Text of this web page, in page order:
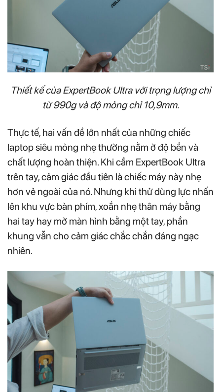
Thiết kế của ExpertBook Ultra với trọng lượng chỉ
từ 990g và độ mỏng chỉ 10,9mm.
Thực tế, hai vấn đề lớn nhất của những chiếc
laptop siêu mỏng nhẹ thường nằm ở độ bền và
chất lượng hoàn thiện. Khi cầm ExpertBook Ultra
trên tay, cảm giác đầu tiên là chiếc máy này nhẹ
hơn vẻ ngoài của nó. Nhưng khi thử dùng lực nhấn
lên khu vực bàn phím, xoắn nhẹ thân máy bằng
hai tay hay mở màn hình bằng một tay, phần
khung vẫn cho cảm giác chắc chắn đáng ngạc
nhiên.